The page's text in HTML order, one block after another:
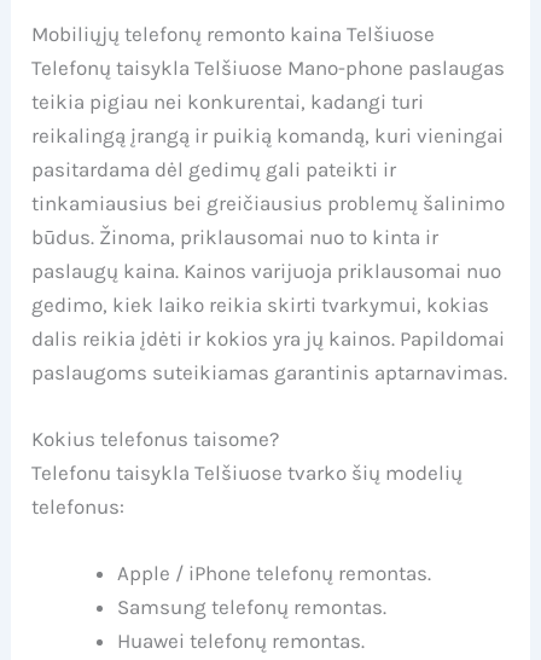
Mobiliųjų telefonų remonto kaina Telšiuose
Telefonų taisykla Telšiuose Mano-phone paslaugas
teikia pigiau nei konkurentai, kadangi turi
reikalingą įrangą ir puikią komandą, kuri vieningai
pasitardama dėl gedimų gali pateikti ir
tinkamiausius bei greičiausius problemų šalinimo
būdus. Žinoma, priklausomai nuo to kinta ir
paslaugų kaina. Kainos varijuoja priklausomai nuo
gedimo, kiek laiko reikia skirti tvarkymui, kokias
dalis reikia įdėti ir kokios yra jų kainos. Papildomai
paslaugoms suteikiamas garantinis aptarnavimas.
Kokius telefonus taisome?
Telefonu taisykla Telšiuose tvarko šių modelių
telefonus:
Apple / iPhone telefonų remontas.
Samsung telefonų remontas.
Huawei telefonų remontas.